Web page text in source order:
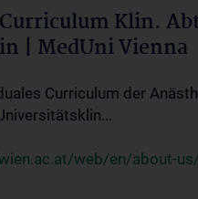
Klin.
| MedUni Vienna
Curriculum der
web/en/about-